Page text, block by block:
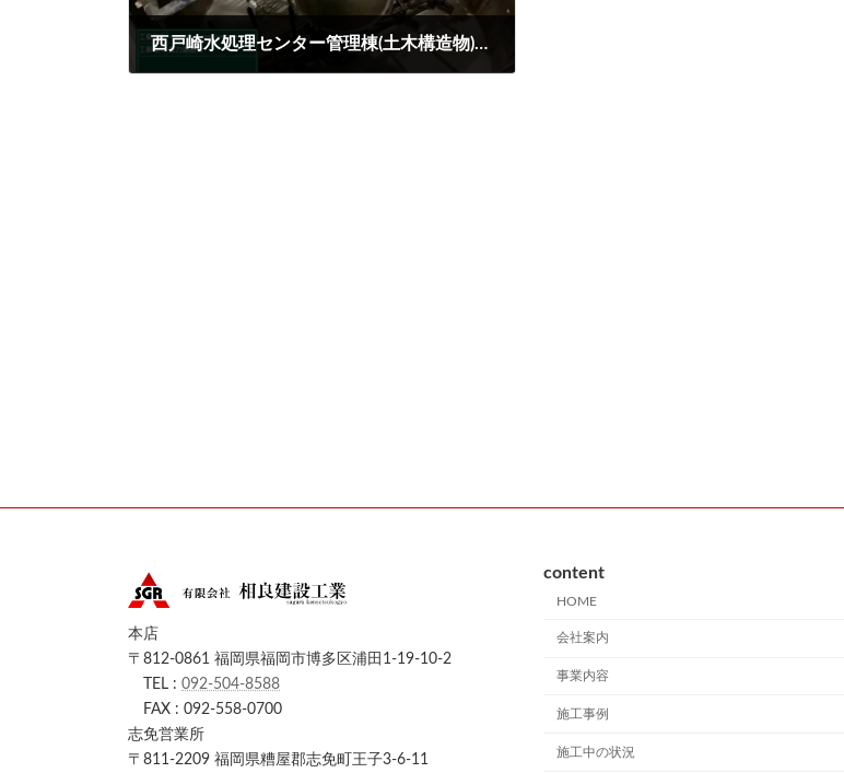
西戸崎水処理センター管理棟(土木構造物)耐震補強工事
本店
〒812-0861 福岡県福岡市博多区浦田1-19-10-2
TEL : 092-504-8588
FAX : 092-558-0700
志免営業所
〒811-2209 福岡県糟屋郡志免町王子3-6-11
content
HOME
会社案内
事業内容
施工事例
施工中の状況